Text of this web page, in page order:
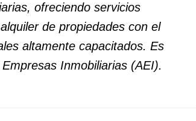
ofreciendo servicios
de propiedades con el
altamente capacitados. Es
Inmobiliarias (AEI).